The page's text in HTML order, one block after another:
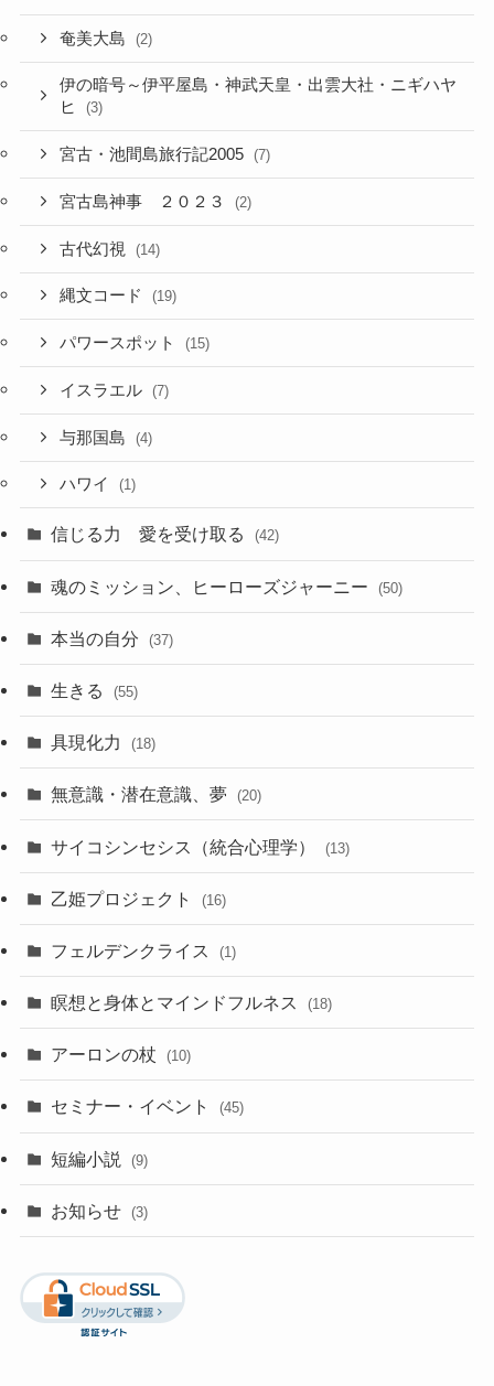
奄美大島 (2)
伊の暗号～伊平屋島・神武天皇・出雲大社・ニギハヤ
ヒ
(3)
宮古・池間島旅行記2005 (7)
宮古島神事 ２０２３ (2)
古代幻視 (14)
縄文コード (19)
パワースポット (15)
イスラエル (7)
与那国島 (4)
ハワイ (1)
信じる力 愛を受け取る (42)
魂のミッション、ヒーローズジャーニー (50)
本当の自分 (37)
生きる (55)
具現化力 (18)
無意識・潜在意識、夢 (20)
サイコシンセシス（統合心理学） (13)
乙姫プロジェクト (16)
フェルデンクライス (1)
瞑想と身体とマインドフルネス (18)
アーロンの杖 (10)
セミナー・イベント (45)
短編小説 (9)
お知らせ (3)